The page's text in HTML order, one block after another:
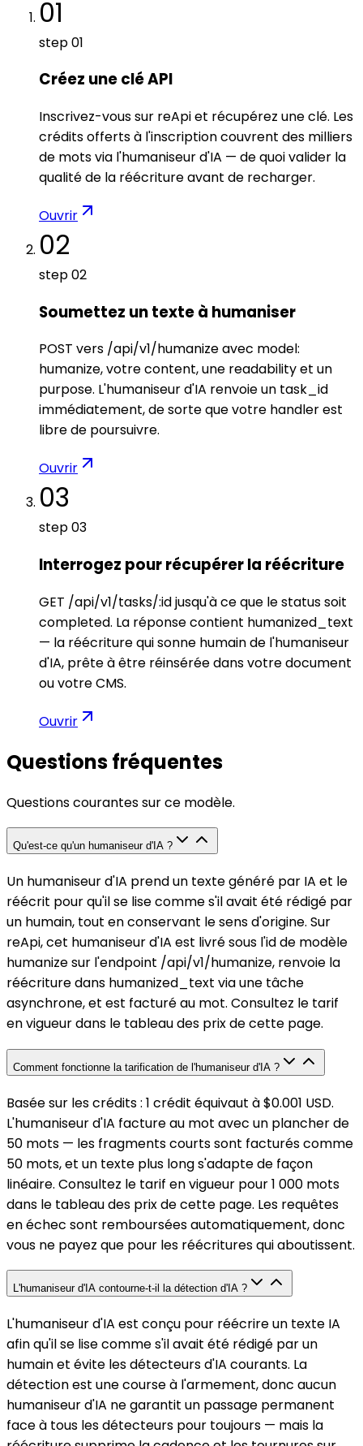
01
step01
Créez une clé API
Inscrivez-vous sur reApi et récupérez une clé. Les
crédits offerts à l'inscription couvrent des milliers
de mots via l'humaniseur d'IA — de quoi valider la
qualité de la réécriture avant de recharger.
Ouvrir
02
step02
Soumettez un texte à humaniser
POST vers /api/v1/humanize avec model:
humanize, votre content, une readability et un
purpose. L'humaniseur d'IA renvoie un task_id
immédiatement, de sorte que votre handler est
libre de poursuivre.
Ouvrir
03
step03
Interrogez pour récupérer la réécriture
GET /api/v1/tasks/:id jusqu'à ce que le status soit
completed. La réponse contient humanized_text
— la réécriture qui sonne humain de l'humaniseur
d'IA, prête à être réinsérée dans votre document
ou votre CMS.
Ouvrir
Questions fréquentes
Questions courantes sur ce modèle.
Qu'est-ce qu'un humaniseur d'IA ?
Un humaniseur d'IA prend un texte généré par IA et le
réécrit pour qu'il se lise comme s'il avait été rédigé par
un humain, tout en conservant le sens d'origine. Sur
reApi, cet humaniseur d'IA est livré sous l'id de modèle
humanize sur l'endpoint /api/v1/humanize, renvoie la
réécriture dans humanized_text via une tâche
asynchrone, et est facturé au mot. Consultez le tarif
en vigueur dans le tableau des prix de cette page.
Comment fonctionne la tarification de l'humaniseur d'IA ?
Basée sur les crédits : 1 crédit équivaut à $0.001 USD.
L'humaniseur d'IA facture au mot avec un plancher de
50 mots — les fragments courts sont facturés comme
50 mots, et un texte plus long s'adapte de façon
linéaire. Consultez le tarif en vigueur pour 1 000 mots
dans le tableau des prix de cette page. Les requêtes
en échec sont remboursées automatiquement, donc
vous ne payez que pour les réécritures qui aboutissent.
L'humaniseur d'IA contourne-t-il la détection d'IA ?
L'humaniseur d'IA est conçu pour réécrire un texte IA
afin qu'il se lise comme s'il avait été rédigé par un
humain et évite les détecteurs d'IA courants. La
détection est une course à l'armement, donc aucun
humaniseur d'IA ne garantit un passage permanent
face à tous les détecteurs pour toujours — mais la